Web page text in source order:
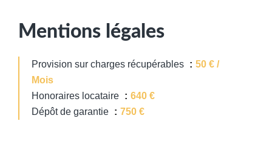
Mentions légales
Provision sur charges récupérables
50 € /
Mois
Honoraires locataire
640 €
Dépôt de garantie
750 €